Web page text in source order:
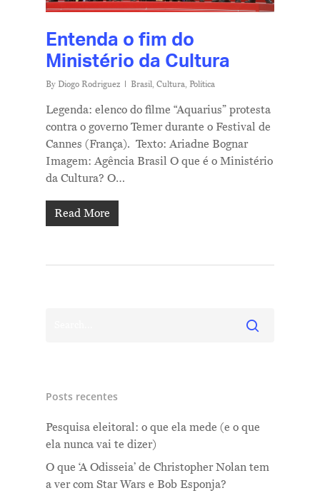
Entenda o fim do
Ministério da Cultura
By Diogo Rodriguez Brasil, Cultura, Política
Legenda: elenco do filme “Aquarius” protesta
contra o governo Temer durante o Festival de
Cannes (França). Texto: Ariadne Bognar
Imagem: Agência Brasil O que é o Ministério
da Cultura? O…
Read More
Posts recentes
Pesquisa eleitoral: o que ela mede (e o que
ela nunca vai te dizer)
O que ‘A Odisseia’ de Christopher Nolan tem
a ver com Star Wars e Bob Esponja?